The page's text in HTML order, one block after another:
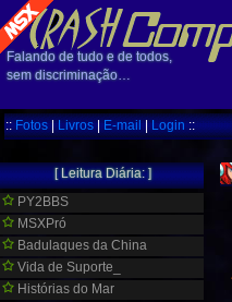
Falando de tudo e de todos,
sem discriminação…
::Fotos|Livros|E-mail|Login::
[ Leitura Diária: ]
PY2BBS
MSXPró
Badulaques da China
Vida de Suporte_
Histórias do Mar